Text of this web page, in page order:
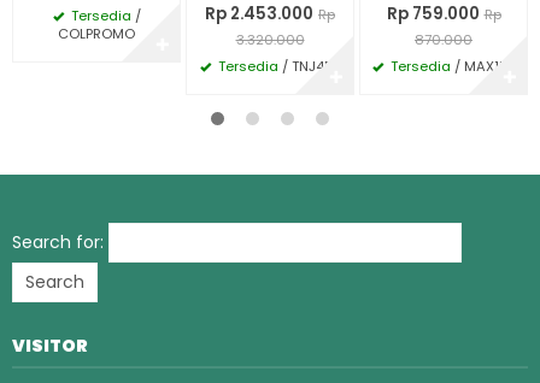
Tersedia /
COLPROMO
Rp 2.453.000 Rp
3.320.000
Tersedia / TNJ4PK
Rp 759.000 Rp
870.000
Tersedia / MAX1PK
Search for:
VISITOR